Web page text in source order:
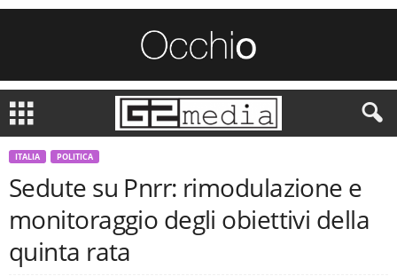
ITALIA POLITICA
Sedute su Pnrr: rimodulazione e
monitoraggio degli obiettivi della
quinta rata